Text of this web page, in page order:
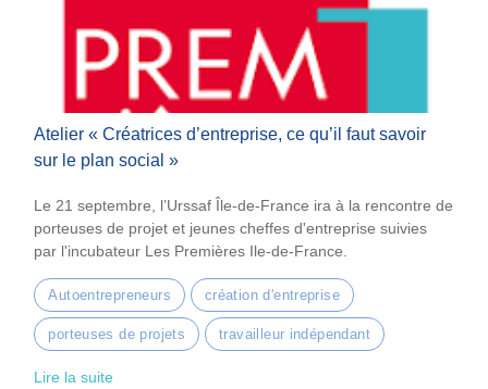
Atelier « Créatrices d’entreprise, ce qu’il faut savoir
sur le plan social »
Le 21 septembre, l’Urssaf Île-de-France ira à la rencontre de
porteuses de projet et jeunes cheffes d'entreprise suivies
par l'incubateur Les Premières Ile-de-France.
Autoentrepreneurs création d'entreprise
porteuses de projets travailleur indépendant
Lire la suite